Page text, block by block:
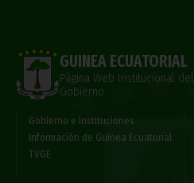
GUINEA ECUATORIAL
Página Web Institucional del
Gobierno
Gobierno e Instituciones
Información de Guinea Ecuatorial
TVGE